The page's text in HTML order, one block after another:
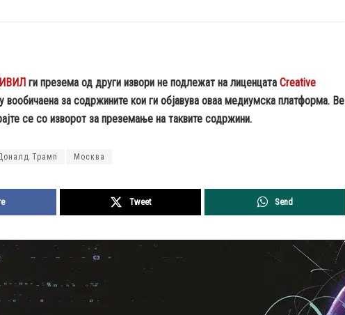
ги презема од други извори не подлежат на лиценцата Creative
вообичаена за содржините кои ги објавува оваа медиумска платформа. Ве
се со изворот за преземање на таквите содржини.
Трамп Москва
Tweet Send